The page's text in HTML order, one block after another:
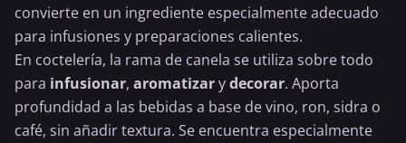
convierte en un ingrediente especialmente adecuado
para infusiones y preparaciones calientes.
En coctelería, la rama de canela se utiliza sobre todo
para infusionar, aromatizarydecorar. Aporta
profundidad a las bebidas a base de vino, ron, sidra o
café, sin añadir textura. Se encuentra especialmente